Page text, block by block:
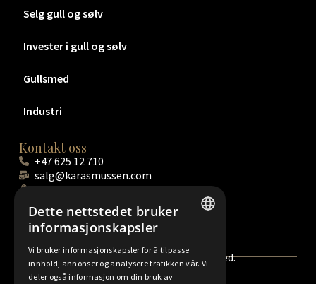
Selg gull og sølv
Invester i gull og sølv
Gullsmed
Industri
Kontakt oss
+47 625 12 710
salg@karasmussen.com
Hamar: Strandvegen 165, 2316 Hamar
Skøyen: Hovfaret 17A, 0275 Oslo
Se åpningstider og veibeskrivelser
© 2020 K.A.Rasmussen AS. All rights reserved.
FINNISH
Dette nettstedet bruker
informasjonskapsler
Vi bruker informasjonskapsler for å tilpasse
innhold, annonser og analysere trafikken vår. Vi
deler også informasjon om din bruk av